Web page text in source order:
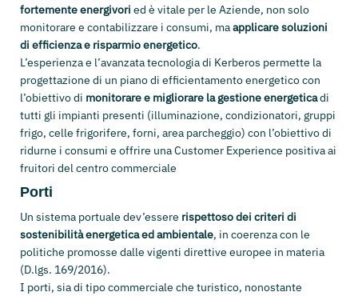
fortemente energivori ed è vitale per le Aziende, non solo
monitorare e contabilizzare i consumi, maapplicare soluzioni
di efficienza e risparmio energetico.
L’esperienza e l’avanzata tecnologia di Kerberos permette la
progettazione di un piano di efficientamento energetico con
l’obiettivo di monitorare e migliorare la gestione energeticadi
tutti gli impianti presenti (illuminazione, condizionatori, gruppi
frigo, celle frigorifere, forni, area parcheggio) con l’obiettivo di
ridurne i consumi e offrire una Customer Experience positiva ai
fruitori del centro commerciale
Porti
Un sistema portuale dev’essere rispettoso dei criteri di
sostenibilità energetica ed ambientale, in coerenza con le
politiche promosse dalle vigenti direttive europee in materia
(D.lgs. 169/2016).
I porti, sia di tipo commerciale che turistico, nonostante